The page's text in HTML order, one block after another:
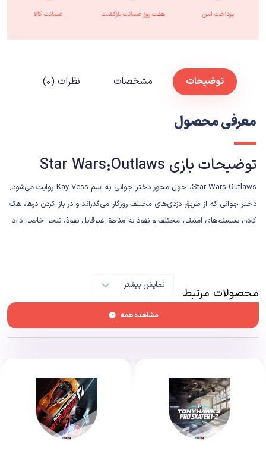
پرداخت امن هفت روز ضمانت بازگشت ضمانت کالا
توضیحات مشخصات نظرات (۰)
معرفی محصول
توضیحات بازی Star Wars:Outlaws
Star Wars Outlaws، حول محور دختر جوانی به اسم Kay Vess روایت می‌شود.
دختر جوانی که از طریق دزدی‌های مختلف روزگار می‌گذراند و در باز کردن در‌ها، هک
کردن سیستم‌های امنیتی مختلف و نفوذ به مناطق غیرقابل نفوذ، تبحر خاصی دارد.
مجبور می‌شود از سیاره‌ای که در آن ساکن است، متواری شود.
نمایش بیشتر محصولات مرتبط
مشاهده همه